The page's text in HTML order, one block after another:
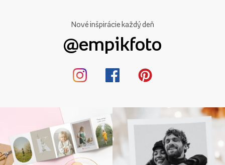
Nové inšpirácie každý deň
@empikfoto